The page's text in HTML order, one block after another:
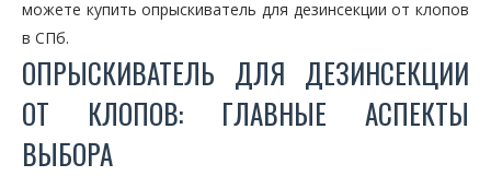
можете купить опрыскиватель для дезинсекции от клопов
в СПб.
ОПРЫСКИВАТЕЛЬ ДЛЯ ДЕЗИНСЕКЦИИ
ОТ КЛОПОВ: ГЛАВНЫЕ АСПЕКТЫ
ВЫБОРА